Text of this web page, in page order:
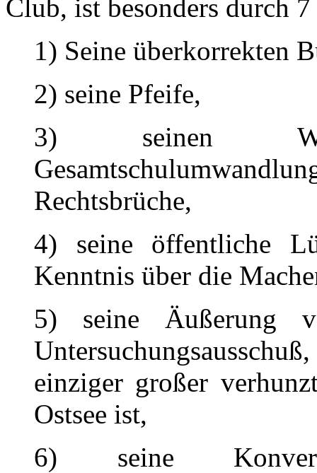
Club, ist besonders durch
1) Seine überkorrekten
2) seine Pfeife,
3) seinen
Rechtsbrüche,
4) seine öffentliche
Kenntnis über die
5) seine Äußerung
einziger großer
Ostsee ist,
6) seine